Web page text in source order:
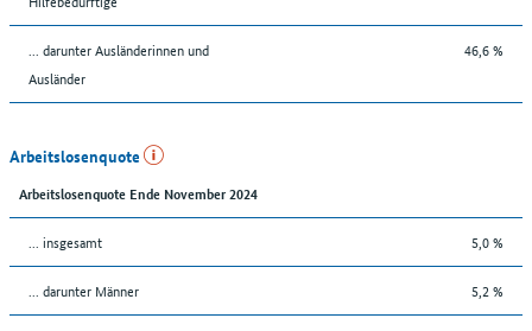
... darunter Ausländerinnen und
Ausländer
46,6 %
Arbeitslosenquote
Arbeitslosenquote Ende November 2024
... insgesamt 5,0 %
... darunter Männer 5,2 %